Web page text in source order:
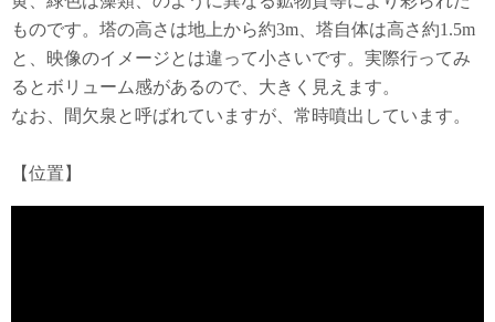
ものです。塔の高さは地上から約3m、塔自体は高さ約1.5m
と、映像のイメージとは違って小さいです。実際行ってみ
るとボリューム感があるので、大きく見えます。
なお、間欠泉と呼ばれていますが、常時噴出しています。
【位置】